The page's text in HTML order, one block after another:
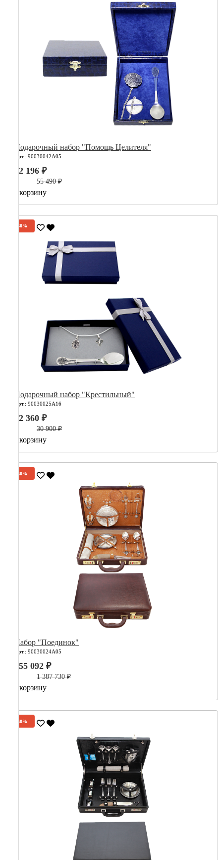
Подарочный набор "Помощь Целителя"
Арт.: 90030042А05
22 196 ₽
55 490 ₽
В корзину
-60%
Подарочный набор "Крестильный"
Арт.: 90030025А16
12 360 ₽
30 900 ₽
В корзину
-60%
Набор "Поединок"
Арт.: 90030024А05
555 092 ₽
1 387 730 ₽
В корзину
-60%